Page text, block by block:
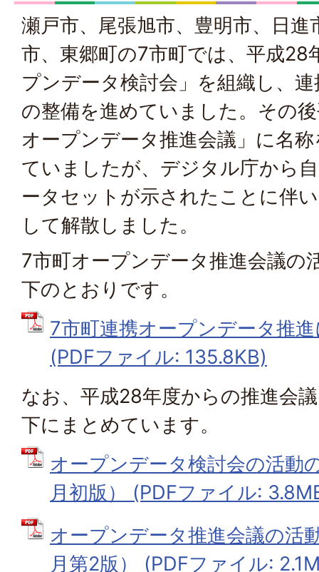
瀬戸市、尾張旭市、豊明市、日
市、東郷町の7市町では、平成28
プンデータ検討会」を組織し、
の整備を進めていました。その
オープンデータ推進会議」に名
ていましたが、デジタル庁から
ータセットが示されたことに伴
して解散しました。
7市町オープンデータ推進会議の
下のとおりです。
7市町連携オープンデータ推
(PDFファイル: 135.8KB)
なお、平成28年度からの推進会
下にまとめています。
オープンデータ検討会の活動
月初版） (PDFファイル:
オープンデータ推進会議の活
月第2版） (PDFファイル: